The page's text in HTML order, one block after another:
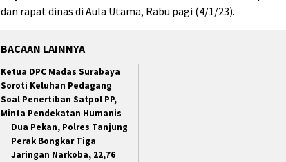
dan rapat dinas di Aula Utama, Rabu pagi (4/1/23).
BACAAN LAINNYA
Ketua DPC Madas Surabaya
Soroti Keluhan Pedagang
Soal Penertiban Satpol PP,
Minta Pendekatan Humanis
Dua Pekan, Polres Tanjung
Perak Bongkar Tiga
Jaringan Narkoba, 22,76